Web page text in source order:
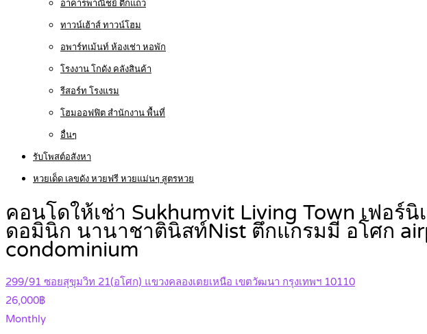
อาคารพาณิชย์ ตึกแถว
ทาวน์เฮ้าส์ ทาวน์โฮม
อพาร์ทเม้นท์ ห้องเช่า หอพัก
โรงงาน โกดัง คลังสินค้า
รีสอร์ท โรงแรม
โฮมออฟฟิต สำนักงาน พื้นที่
อื่นๆ
รับโพสต์อสังหา
หวยเด็ด เลขดัง หวยฟรี หวยแม่นๆ สูตรหวย
คอนโดให้เช่า Sukhumvit Living Town เฟอ
ดอมินิก นานาชาตินิสท์Nist ตึกแกรมมี่ อโศก
condominium
299/91 ซอยสุขุมวิท 21(อโศก) แขวงคลองเตยเหนือ เขตวัฒนา กรุงเทพฯ 10110
26,000฿
Monthly